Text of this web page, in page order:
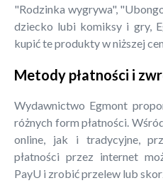
"Rodzinka wygrywa",
dziecko lubi komiksy i gry,
kupić te produkty w niższej
Metody płatności i
Wydawnictwo Egmont
różnych form płatności.
online, jak i tradycyjne,
płatności przez internet
PayU i zrobić przelew lub